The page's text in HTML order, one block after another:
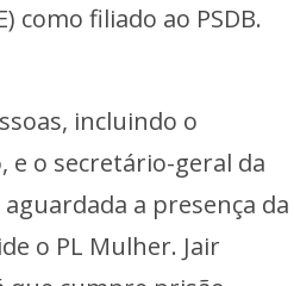
como filiado ao PSDB.
incluindo o
e o secretário-geral da
a presença da
o PL Mulher. Jair